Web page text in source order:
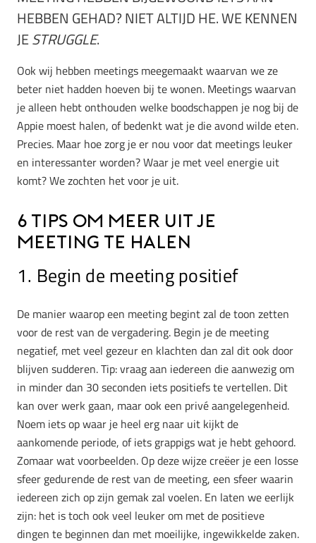
HEBBEN GEHAD? NIET ALTIJD HE. WE KENNEN
JESTRUGGLE.
Ook wij hebben meetings meegemaakt waarvan we ze
beter niet hadden hoeven bij te wonen. Meetings waarvan
je alleen hebt onthouden welke boodschappen je nog bij de
Appie moest halen, of bedenkt wat je die avond wilde eten.
Precies. Maar hoe zorg je er nou voor dat meetings leuker
en interessanter worden? Waar je met veel energie uit
komt? We zochten het voor je uit.
6 Tips om meer uit je
meeting te halen
1. Begin de meeting positief
De manier waarop een meeting begint zal de toon zetten
voor de rest van de vergadering. Begin je de meeting
negatief, met veel gezeur en klachten dan zal dit ook door
blijven sudderen. Tip: vraag aan iedereen die aanwezig om
in minder dan 30 seconden iets positiefs te vertellen. Dit
kan over werk gaan, maar ook een privé aangelegenheid.
Noem iets op waar je heel erg naar uit kijkt de
aankomende periode, of iets grappigs wat je hebt gehoord.
Zomaar wat voorbeelden. Op deze wijze creëer je een losse
sfeer gedurende de rest van de meeting, een sfeer waarin
iedereen zich op zijn gemak zal voelen. En laten we eerlijk
zijn: het is toch ook veel leuker om met de positieve
dingen te beginnen dan met moeilijke, ingewikkelde zaken.